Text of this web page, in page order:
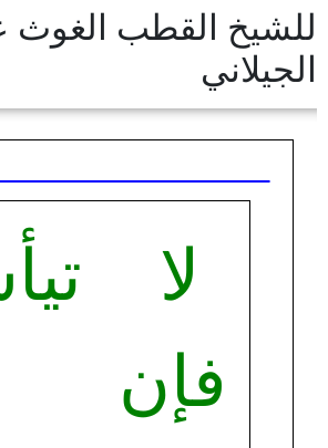
للشيخ القطب الغوث
الجيلاني
لا
فإن